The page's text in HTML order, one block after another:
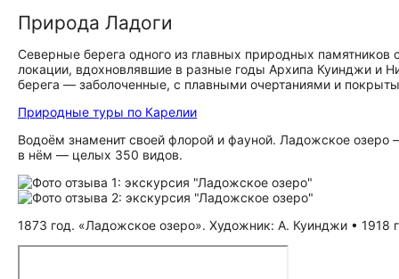
Природа Ладоги
Северные берега одного из главных природных
локации, вдохновлявшие в разные годы Архипа Куинджи
берега — заболоченные, с плавными очертаниями и
Природные туры по Карелии
Водоём знаменит своей флорой и фауной. Ладожское
в нём — целых 350 видов.
1873 год. «Ладожское озеро». Художник: А. Куинджи • 1918